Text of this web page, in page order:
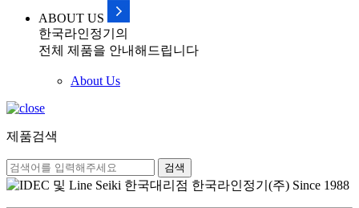
ABOUT US
한국라인정기의
전체 제품을 안내해드립니다
About Us
제품검색
검색